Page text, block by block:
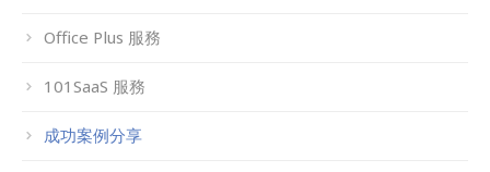
Office Plus 服務
101SaaS 服務
成功案例分享